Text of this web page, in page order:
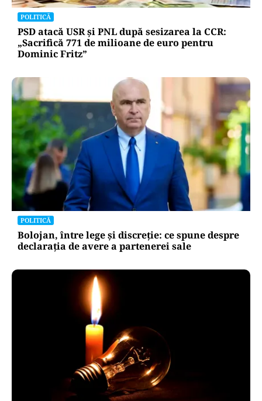
POLITICĂ
PSD atacă USR și PNL după sesizarea la CCR:
„Sacrifică 771 de milioane de euro pentru
Dominic Fritz”
POLITICĂ
Bolojan, între lege și discreție: ce spune despre
declarația de avere a partenerei sale